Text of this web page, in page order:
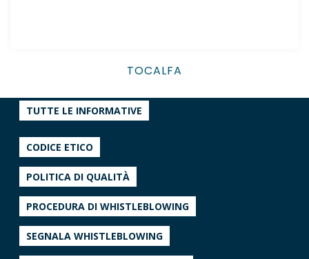
TOCALFA
TUTTE LE INFORMATIVE
CODICE ETICO
POLITICA DI QUALITÀ
PROCEDURA DI WHISTLEBLOWING
SEGNALA WHISTLEBLOWING